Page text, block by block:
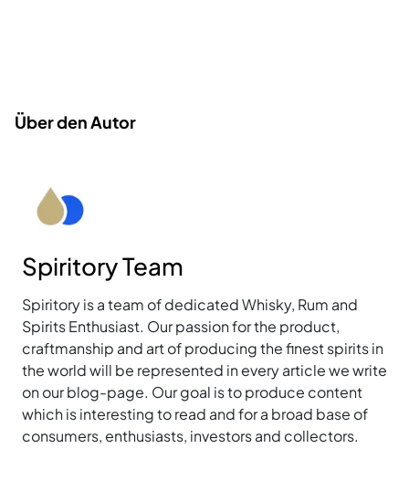
Über den Autor
Spiritory Team
Spiritory is a team of dedicated Whisky, Rum and
Spirits Enthusiast. Our passion for the product,
craftmanship and art of producing the finest spirits in
the world will be represented in every article we write
on our blog-page. Our goal is to produce content
which is interesting to read and for a broad base of
consumers, enthusiasts, investors and collectors.